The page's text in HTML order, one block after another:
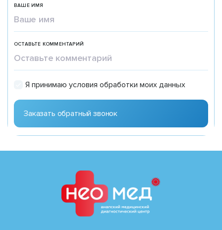
ВАШЕ ИМЯ
ОСТАВЬТЕ КОММЕНТАРИЙ
Я принимаю условия обработки моих данных